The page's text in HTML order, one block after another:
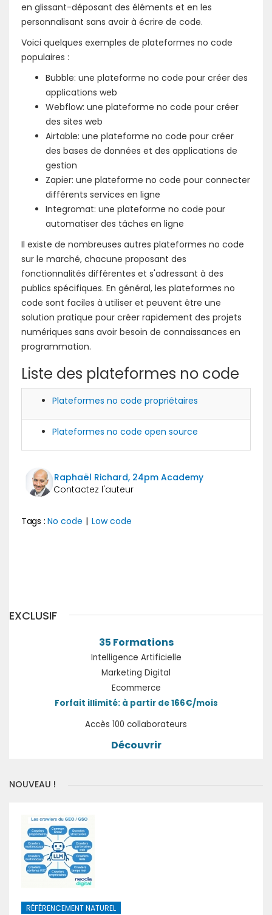
en glissant-déposant des éléments et en les
personnalisant sans avoir à écrire de code.
Voici quelques exemples de plateformes no code
populaires :
Bubble: une plateforme no code pour créer des
applications web
Webflow: une plateforme no code pour créer
des sites web
Airtable: une plateforme no code pour créer
des bases de données et des applications de
gestion
Zapier: une plateforme no code pour connecter
différents services en ligne
Integromat: une plateforme no code pour
automatiser des tâches en ligne
Il existe de nombreuses autres plateformes no code
sur le marché, chacune proposant des
fonctionnalités différentes et s'adressant à des
publics spécifiques. En général, les plateformes no
code sont faciles à utiliser et peuvent être une
solution pratique pour créer rapidement des projets
numériques sans avoir besoin de connaissances en
programmation.
Liste des plateformes no code
Plateformes no code propriétaires
Plateformes no code open source
Raphaël Richard, 24pm Academy
Tags : No code | Low code
EXCLUSIF
35 Formations
Intelligence Artificielle
Marketing Digital
Ecommerce
Forfait illimité: à partir de 166€/mois
Accès 100 collaborateurs
Découvrir
NOUVEAU !
RÉFÉRENCEMENT NATUREL